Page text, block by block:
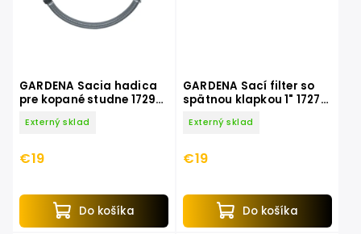
GARDENA Sacia hadica
pre kopané studne 1729-
Externý sklad
€19
Do košíka
GARDENA Sací filter so
spätnou klapkou 1" 1727-
Externý sklad
€19
Do košíka